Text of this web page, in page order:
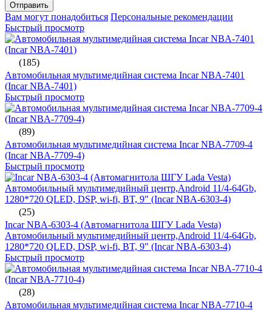
Отправить
Вам могут понадобиться Персональные рекомендации
Быстрый просмотр
(185)
Автомобильная мультимедийная система Incar NBA-7401
(Incar NBA-7401)
Быстрый просмотр
(89)
Автомобильная мультимедийная система Incar NBA-7709-4
(Incar NBA-7709-4)
Быстрый просмотр
(25)
Incar NBA-6303-4 (Автомагнитола ШГУ Lada Vesta)
Автомобильный мультимедийный центр,Android 11/4-64Gb,
1280*720 QLED, DSP, wi-fi, BT, 9" (Incar NBA-6303-4)
Быстрый просмотр
(28)
Автомобильная мультимедийная система Incar NBA-7710-4